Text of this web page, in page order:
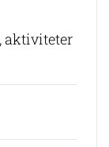
aktiviteter